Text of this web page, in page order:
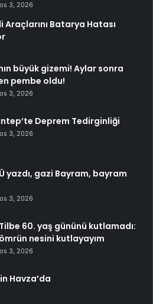
3, 2026
Araçlarını Batarya Hatası
büyük gizemi! Aylar sonra
pembe oldu!
3, 2026
Deprem Tedirginliği
3, 2026
yazdı, gazi Bayram, bayram
3, 2026
Tilbe 60. yaş gününü kutlamadı:
nesini kutlayayım
3, 2026
Havza’da